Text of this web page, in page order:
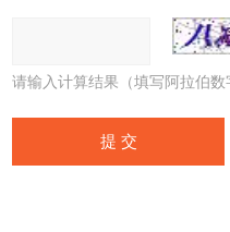
请输入计算结果（填写阿拉伯